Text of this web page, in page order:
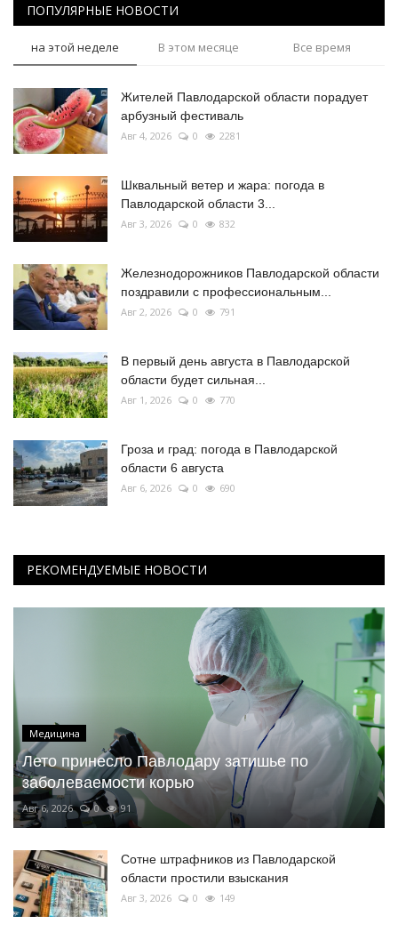
ПОПУЛЯРНЫЕ НОВОСТИ
на этой неделе В этом месяце Все время
Жителей Павлодарской области порадует
арбузный фестиваль
Авг 4, 2026 0 2281
Шквальный ветер и жара: погода в
Павлодарской области 3...
Авг 3, 2026 0 832
Железнодорожников Павлодарской области
поздравили с профессиональным...
Авг 2, 2026 0 791
В первый день августа в Павлодарской
области будет сильная...
Авг 1, 2026 0 770
Гроза и град: погода в Павлодарской
области 6 августа
Авг 6, 2026 0 690
РЕКОМЕНДУЕМЫЕ НОВОСТИ
Медицина
Лето принесло Павлодару затишье по
заболеваемости корью
Авг 6, 2026 0 91
Сотне штрафников из Павлодарской
области простили взыскания
Авг 3, 2026 0 149